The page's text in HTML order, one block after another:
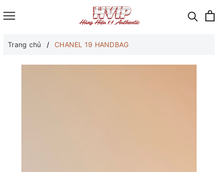
Trang chủ CHANEL 19 HANDBAG